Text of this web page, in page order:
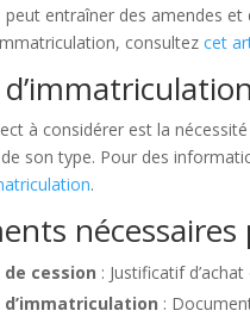
entraîner des amendes
consultezcet
à considérer est la nécessité
son type. Pour des
.
cession : Justificatif
: